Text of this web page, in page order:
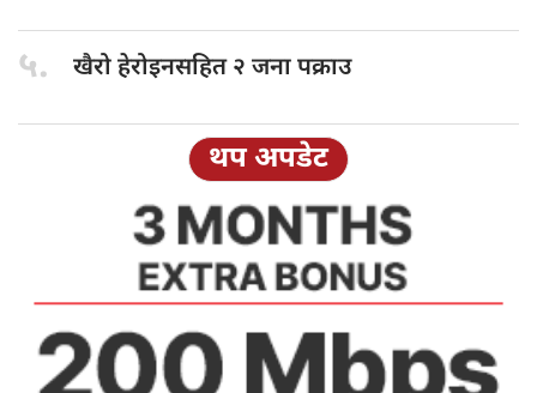
५. खैरो हेरोइनसहित२ जना पक्राउ
थप अपडेट